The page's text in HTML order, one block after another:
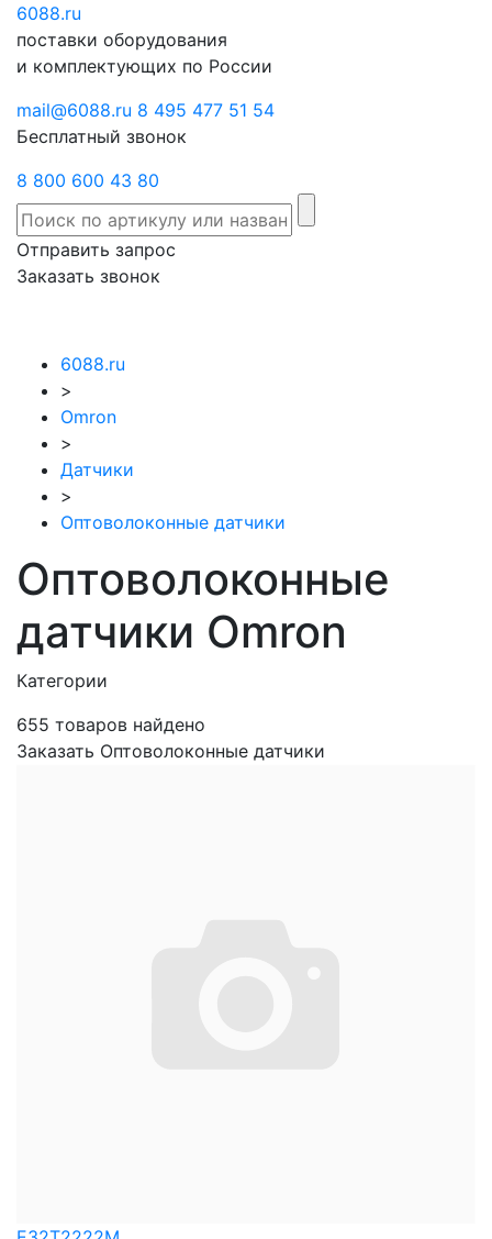
6088.ru
поставки оборудования
и комплектующих по России
mail@6088.ru 8 495 477 51 54
Бесплатный звонок
8 800 600 43 80
Отправить запрос
Заказать звонок
6088.ru
>
Omron
>
Датчики
>
Оптоволоконные датчики
Оптоволоконные
датчики Omron
Категории
655 товаров найдено
Заказать Оптоволоконные датчики
Отправить
запрос
звонок